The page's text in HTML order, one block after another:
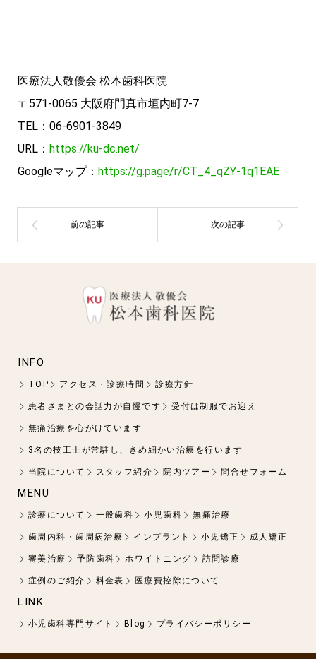
医療法人敬優会 松本歯科医院
〒571-0065 大阪府門真市垣内町7-7
TEL：06-6901-3849
URL： https://ku-dc.net/
Googleマップ： https://g.page/r/CT_4_qZY-1q1EAE
INFO
TOP アクセス・診療時間 診療方針
患者さまとの会話力が自慢です 受付は制服でお迎え
無痛治療を心がけています
3名の技工士が常駐し、きめ細かい治療を行います
当院について スタッフ紹介 院内ツアー 問合せフォーム
MENU
診療について 一般歯科 小児歯科 無痛治療
歯周内科・歯周病治療 インプラント 小児矯正 成人矯正
審美治療 予防歯科 ホワイトニング 訪問診療
症例のご紹介 料金表 医療費控除について
LINK
小児歯科専門サイト Blog プライバシーポリシー